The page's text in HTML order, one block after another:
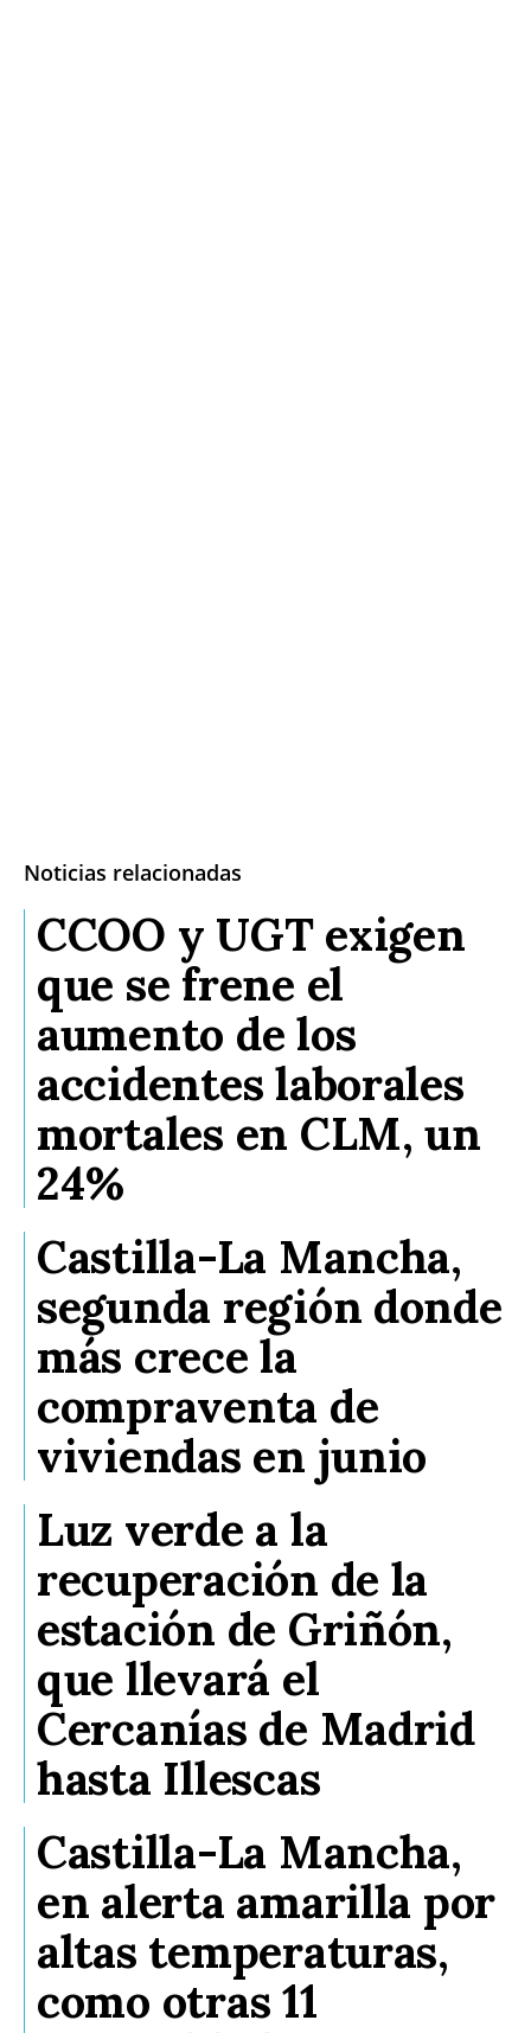
Noticias relacionadas
CCOO y UGT exigen
que se frene el
aumento de los
accidentes laborales
mortales en CLM, un
24%
Castilla-La Mancha,
segunda región donde
más crece la
compraventa de
viviendas en junio
Luz verde a la
recuperación de la
estación de Griñón,
que llevará el
Cercanías de Madrid
hasta Illescas
Castilla-La Mancha,
en alerta amarilla por
altas temperaturas,
como otras 11